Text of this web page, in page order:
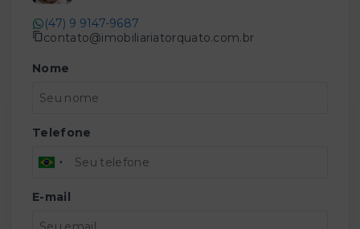
(47) 9 9147-9687
contato@imobiliariatorquato.com.br
Nome
Telefone
E-mail